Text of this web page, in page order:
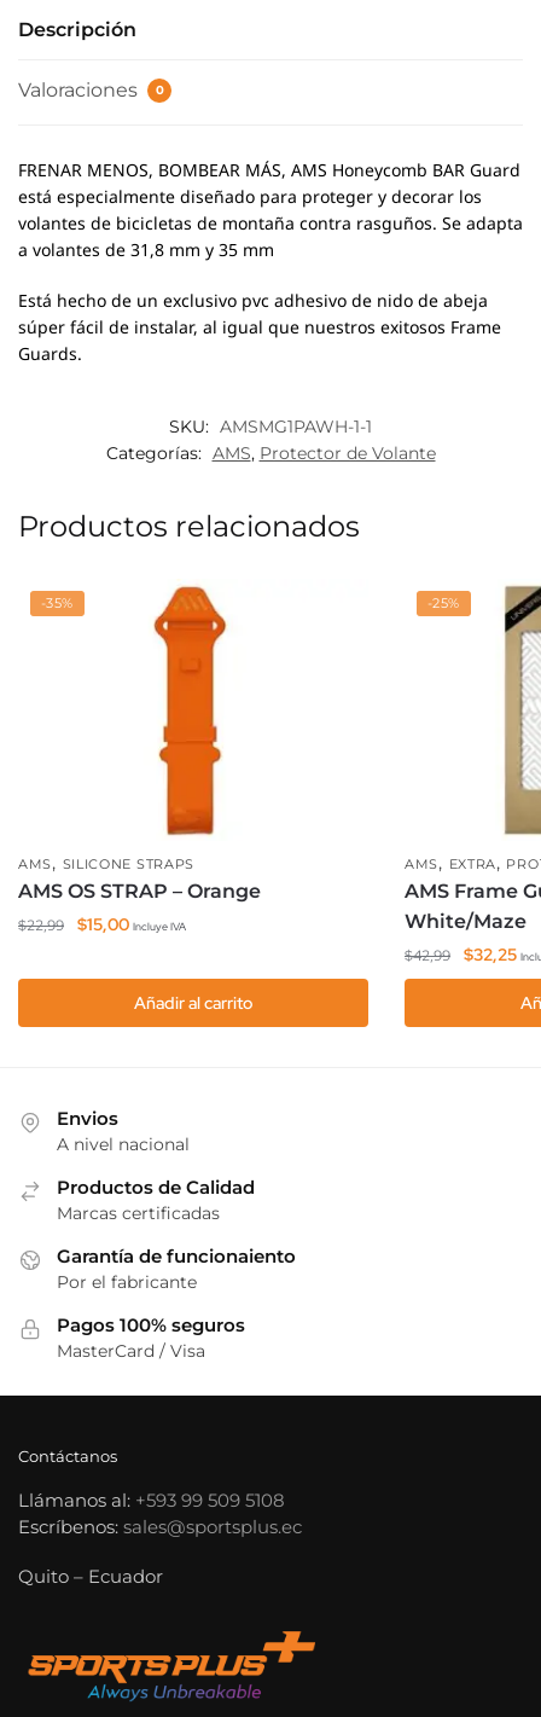
Descripción
Valoraciones 0
FRENAR MENOS, BOMBEAR MÁS, AMS Honeycomb BAR Guard
está especialmente diseñado para proteger y decorar los
volantes de bicicletas de montaña contra rasguños.Se adapta
a volantes de 31,8 mm y 35 mm
Está hecho de un exclusivo pvc adhesivo de nido de abeja
súper fácil de instalar, al igual que nuestros exitosos Frame
Guards.
SKU: AMSMG1PAWH-1-1
Categorías: AMS, Protector de Volante
Productos relacionados
-35%
AMS, SILICONE STRAPS
AMS OS STRAP – Orange
$22,99
El
original
$22,99.
$15,00El
actual
es:
$15,00.
Incluye IVA
Añadir al carrito
-25%
AMS, EXTRA,
AMS Frame
White/Maze
$42,99
El
precio
era:
$32,25El
es:
Envios
A nivel nacional
Productos de Calidad
Marcas certificadas
Garantía de funcionaiento
Por el fabricante
Pagos 100% seguros
MasterCard / Visa
Contáctanos
Llámanos al: +593 99 509 5108
Escríbenos: sales@sportsplus.ec
Quito – Ecuador